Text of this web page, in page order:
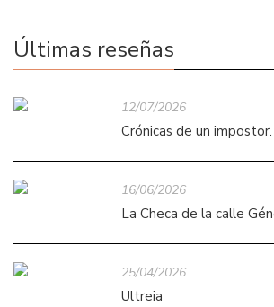
Últimas reseñas
12/07/2026
Crónicas de un
16/06/2026
La Checa de la calle
25/04/2026
Ultreia